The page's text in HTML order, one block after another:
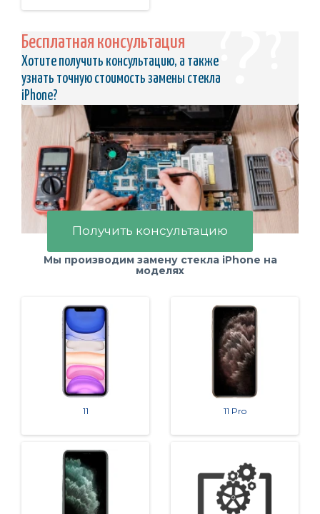
Бесплатная консультация
Хотите получить консультацию, а также
узнать точную стоимость замены стекла
iPhone?
Получить консультацию
Мы производим замену стекла iPhone на
моделях
11 11 Pro